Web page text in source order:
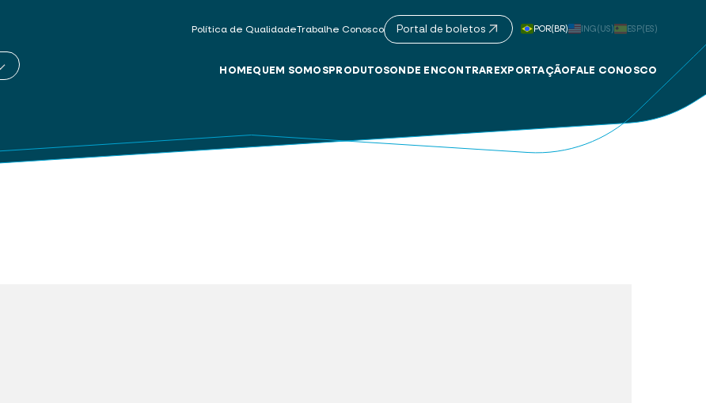
Política de QualidadeTrabalhe Conosco Portal de boletos POR(BR) ING(US) ESP(ES)
HOMEQUEM SOMOS PRODUTOSONDE ENCONTRAR EXPORTAÇÃO FALE CONOSCO